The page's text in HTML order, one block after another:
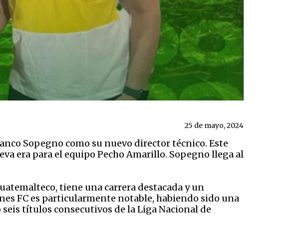
25 de mayo, 2024
Sopegno como su nuevo director técnico. Este
era para el equipo Pecho Amarillo. Sopegno llega al
tiene una carrera destacada y un
FC es particularmente notable, habiendo sido una
títulos consecutivos de la Liga Nacional de